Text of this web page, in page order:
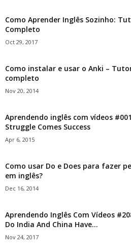
Como Aprender Inglês Sozinho:
Completo
Oct 29, 2017
Como instalar e usar o Anki –
completo
Nov 20, 2014
Aprendendo inglês com vídeos
Struggle Comes Success
Apr 6, 2015
Como usar Do e Does para fazer
em inglês?
Dec 16, 2014
Aprendendo Inglês Com Vídeos
Do India And China Have...
Nov 24, 2017